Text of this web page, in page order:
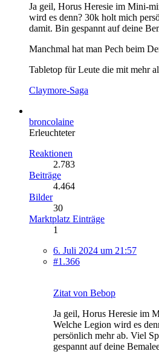
Ja geil, Horus Heresie im Mini-
wird es denn? 30k holt mich
damit. Bin gespannt auf deine
Manchmal hat man Pech beim
Tabletop für Leute die mit mehr
Claymore-Saga
broncolaine
Erleuchteter
Reaktionen
2.783
Beiträge
4.464
Bilder
30
Marktplatz Einträge
1
6. Juli 2024 um 21:57
#1.366
Zitat von Bebop
Ja geil, Horus Heresie im
Welche Legion wird es
persönlich mehr ab. Viel
gespannt auf deine